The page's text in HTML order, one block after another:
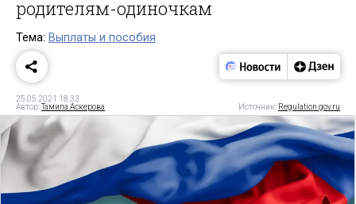
родителям-одиночкам
Тема: Выплаты и пособия
25.05.2021 18:33
Автор:Тамила Аскерова Источник: Regulation.gov.ru